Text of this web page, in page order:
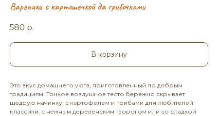
Вареники с картошечкой да грибочками
580 р.
В корзину
Это вкус домашнего уюта, приготовленный по добрым
традициям. Тонкое воздушное тесто бережно скрывает
щедрую начинку: с картофелем и грибами для любителей
классики, с нежным деревенским творогом или со сладкой